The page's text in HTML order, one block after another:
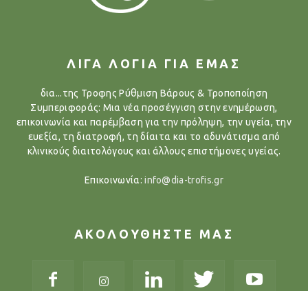
ΛΙΓΑ ΛΟΓΙΑ ΓΙΑ ΕΜΑΣ
δια...της Τροφης Ρύθμιση Βάρους & Τροποποίηση
Συμπεριφοράς: Μια νέα προσέγγιση στην ενημέρωση,
επικοινωνία και παρέμβαση για την πρόληψη, την υγεία, την
ευεξία, τη διατροφή, τη δίαιτα και το αδυνάτισμα από
κλινικούς διαιτολόγους και άλλους επιστήμονες υγείας.
Επικοινωνία:info@dia-trofis.gr
ΑΚΟΛΟΥΘΗΣΤΕ ΜΑΣ